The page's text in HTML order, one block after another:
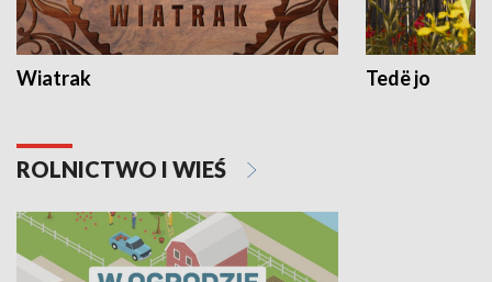
Wiatrak Tedë jo
ROLNICTWO I WIEŚ